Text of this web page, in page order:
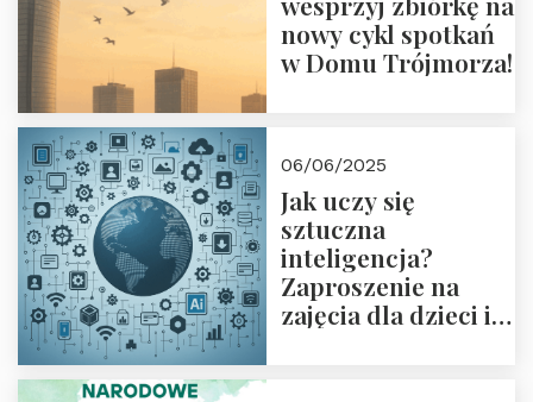
nowy cykl spotkań
w Domu Trójmorza!
06/06/2025
Jak uczy się
sztuczna
inteligencja?
Zaproszenie na
zajęcia dla dzieci i